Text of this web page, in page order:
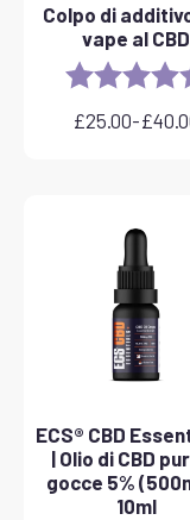
Colpo di
vape al CBD
Rating:
£25.00-£
Fascia
£25.00
£40.00
ECS® CBD
| Olio di CBD
gocce 5%
10ml